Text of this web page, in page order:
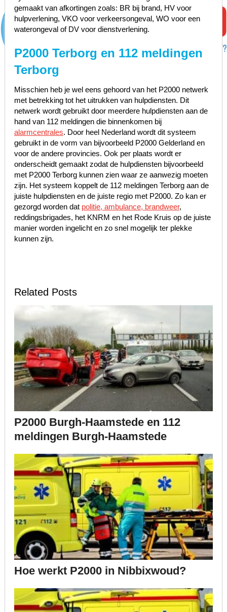
gemaakt van afkortingen zoals: BR bij brand, HV voor
hulpverlening, VKO voor verkeersongeval, WO voor een
waterongeval of DV voor dienstverlening.
P2000 Terborg en 112 meldingen
Terborg
Misschien heb je wel eens gehoord van het P2000 netwerk
met betrekking tot het uitrukken van hulpdiensten. Dit
netwerk wordt gebruikt door meerdere hulpdiensten aan de
hand van 112 meldingen die binnenkomen bij
alarmcentrales. Door heel Nederland wordt dit systeem
gebruikt in de vorm van bijvoorbeeld P2000 Gelderland en
voor de andere provincies. Ook per plaats wordt er
onderscheidt gemaakt zodat de hulpdiensten bijvoorbeeld
met P2000 Terborg kunnen zien waar ze aanwezig moeten
zijn. Het systeem koppelt de 112 meldingen Terborg aan de
juiste hulpdiensten en de juiste regio met P2000. Zo kan er
gezorgd worden dat politie, ambulance, brandweer,
reddingsbrigades, het KNRM en het Rode Kruis op de juiste
manier worden ingelicht en zo snel mogelijk ter plekke
kunnen zijn.
Related Posts
P2000 Burgh-Haamstede en 112
meldingen Burgh-Haamstede
Hoe werkt P2000 in Nibbixwoud?